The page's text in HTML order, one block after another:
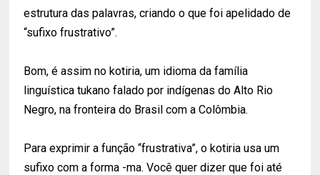
estrutura das palavras, criando o que foi apelidado de
“sufixo frustrativo”.
Bom, é assim no kotiria, um idioma da família
linguística tukano falado por indígenas do Alto Rio
Negro, na fronteira do Brasil com a Colômbia.
Para exprimir a função “frustrativa”, o kotiria usa um
sufixo com a forma -ma. Você quer dizer que foi até